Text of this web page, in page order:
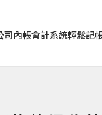
司內帳會計系統輕鬆記